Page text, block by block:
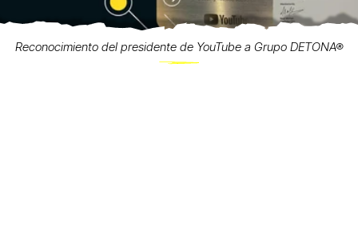
Reconocimiento del presidente de YouTube a Grupo DETONA®